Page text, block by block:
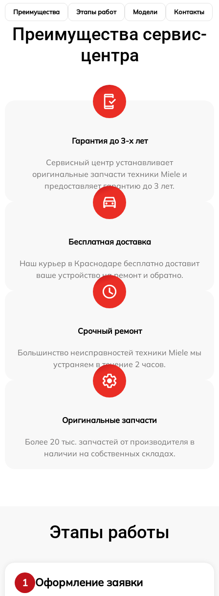
Преимущества Этапы работ Модели Контакты
Преимущества сервис-
центра
Гарантия до 3-х лет
Сервисный центр устанавливает
оригинальные запчасти техники Miele и
предоставляет гарантию до 3 лет.
Бесплатная доставка
Наш курьер в Краснодаре бесплатно доставит
ваше устройство на ремонт и обратно.
Срочный ремонт
Большинство неисправностей техники Miele мы
устраняем в течение 2 часов.
Оригинальные запчасти
Более 20 тыс. запчастей от производителя в
наличии на собственных складах.
Этапы работы
1 Оформление заявки